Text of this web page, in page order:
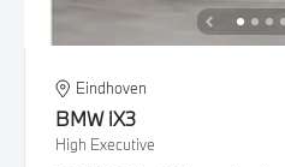
Eindhoven
BMW iX3
High Executive